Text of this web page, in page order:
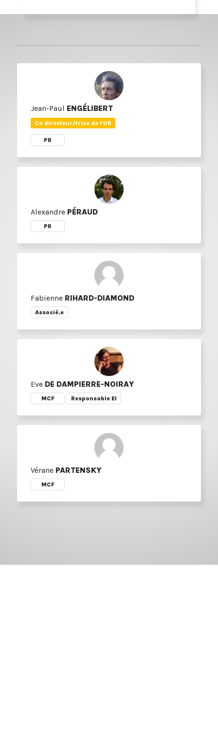
Jean-Paul ENGÉLIBERT
Co directeur/trice de l'UR
PR
Alexandre PÉRAUD
PR
Fabienne RIHARD-DIAMOND
Associé.e
Eve DE DAMPIERRE-NOIRAY
MCF Responsable EI
Vérane PARTENSKY
MCF